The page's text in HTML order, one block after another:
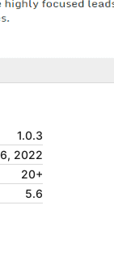
1.0.3
2022
20+
5.6